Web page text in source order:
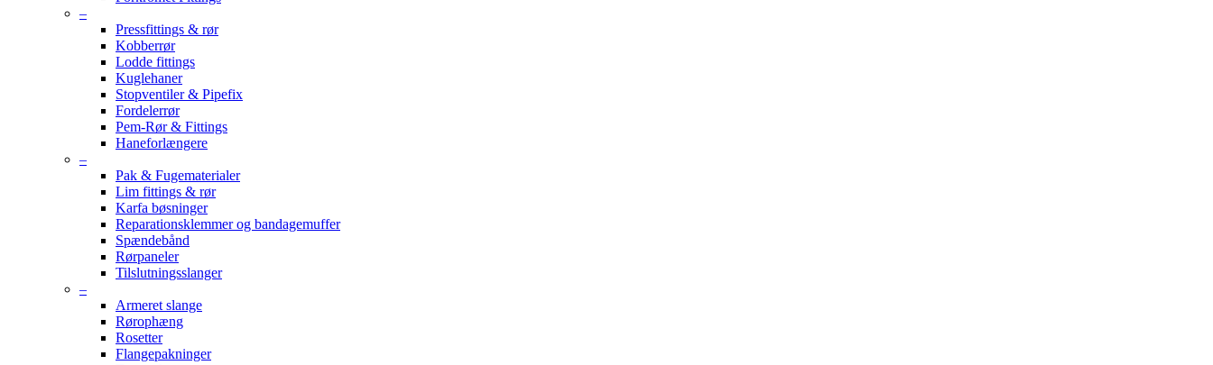
–
Pressfittings & rør
Kobberrør
Lodde fittings
Kuglehaner
Stopventiler & Pipefix
Fordelerrør
Pem-Rør & Fittings
Haneforlængere
–
Pak & Fugematerialer
Lim fittings & rør
Karfa bøsninger
Reparationsklemmer og bandagemuffer
Spændebånd
Rørpaneler
Tilslutningsslanger
–
Armeret slange
Rørophæng
Rosetter
Flangepakninger